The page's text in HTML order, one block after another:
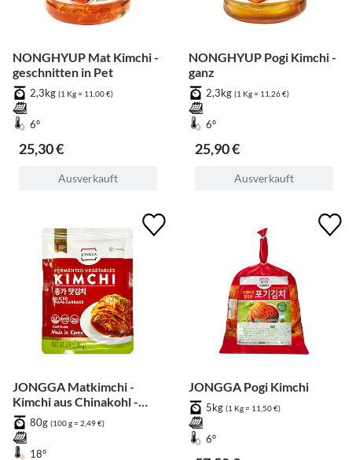
NONGHYUP Mat Kimchi -
geschnitten in Pet
2,3kg (1 Kg = 11,00 €)
6°
25,30 €
Ausverkauft
NONGHYUP Pogi Kimchi -
ganz
2,3kg (1 Kg = 11,26 €)
6°
25,90 €
Ausverkauft
JONGGA Matkimchi -
Kimchi aus Chinakohl -
Geschnitten - Vegan,
Glutenfrei
80g (100 g = 2,49 €)
18°
JONGGA Pogi Kimchi
5kg (1 Kg = 11,50 €)
6°